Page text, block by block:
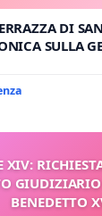
DI
SULLA
XIV:
BENEDETTO